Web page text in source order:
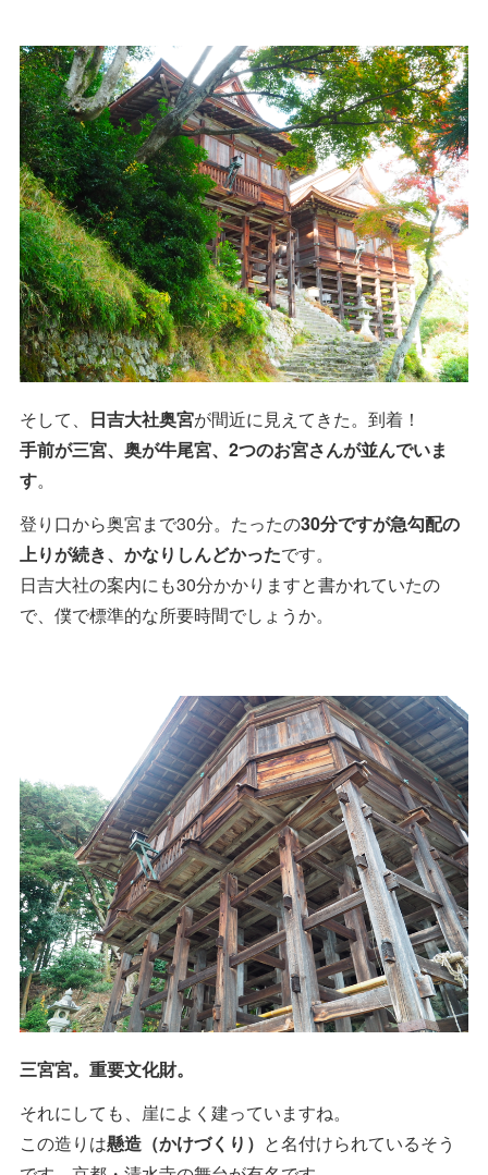
そして、 日吉大社奥宮が間近に見えてきた。到着！
手前が三宮、奥が牛尾宮、2つのお宮さんが並んでいま
す。
登り口から奥宮まで30分。たったの30分ですが急勾配の
上りが続き、かなりしんどかったです。
日吉大社の案内にも30分かかりますと書かれていたの
で、僕で標準的な所要時間でしょうか。
三宮宮。重要文化財。
それにしても、崖によく建っていますね。
この造りは懸造（かけづくり） と名付けられているそう